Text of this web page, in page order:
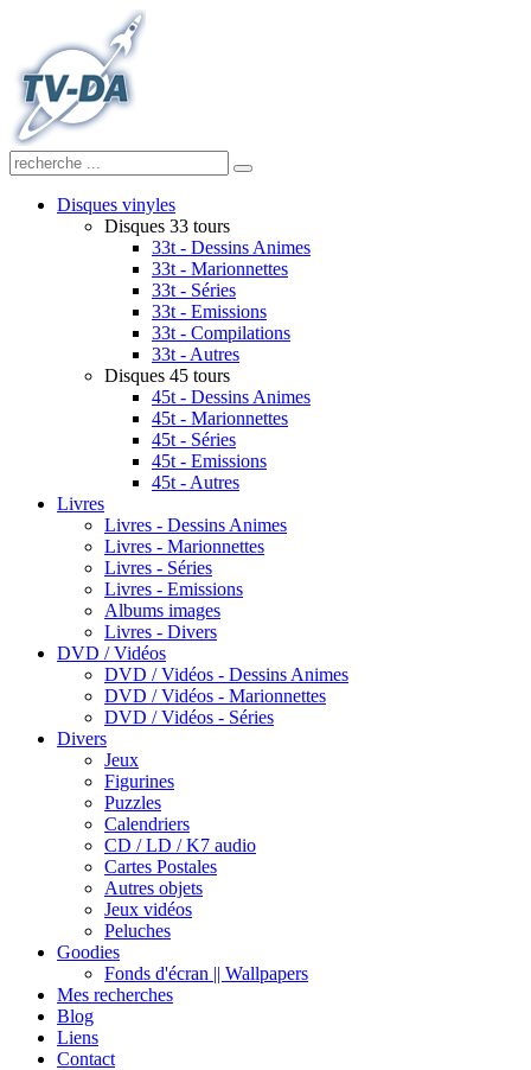
Disques vinyles
Disques 33 tours
33t - Dessins Animes
33t - Marionnettes
33t - Séries
33t - Emissions
33t - Compilations
33t - Autres
Disques 45 tours
45t - Dessins Animes
45t - Marionnettes
45t - Séries
45t - Emissions
45t - Autres
Livres
Livres - Dessins Animes
Livres - Marionnettes
Livres - Séries
Livres - Emissions
Albums images
Livres - Divers
DVD / Vidéos
DVD / Vidéos - Dessins Animes
DVD / Vidéos - Marionnettes
DVD / Vidéos - Séries
Divers
Jeux
Figurines
Puzzles
Calendriers
CD / LD / K7 audio
Cartes Postales
Autres objets
Jeux vidéos
Peluches
Goodies
Fonds d'écran || Wallpapers
Mes recherches
Blog
Liens
Contact